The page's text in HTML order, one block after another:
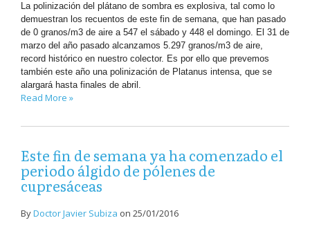
La polinización del plátano de sombra es explosiva, tal como lo
demuestran los recuentos de este fin de semana, que han pasado
de 0 granos/m3 de aire a 547 el sábado y 448 el domingo. El 31 de
marzo del año pasado alcanzamos 5.297 granos/m3 de aire,
record histórico en nuestro colector. Es por ello que prevemos
también este año una polinización de Platanus intensa, que se
alargará hasta finales de abril.
Read More »
Este fin de semana ya ha comenzado el
periodo álgido de pólenes de
cupresáceas
ByDoctor Javier Subiza on 25/01/2016